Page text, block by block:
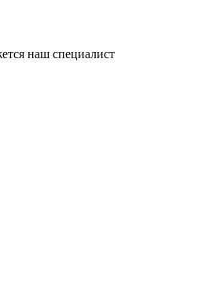
наш специалист